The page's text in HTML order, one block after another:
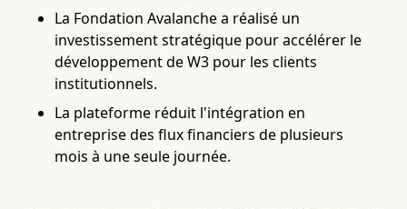
La Fondation Avalanche a réalisé un
investissement stratégique pour accélérer le
développement de W3 pour les clients
institutionnels.
La plateforme réduit l'intégration en
entreprise des flux financiers de plusieurs
mois à une seule journée.